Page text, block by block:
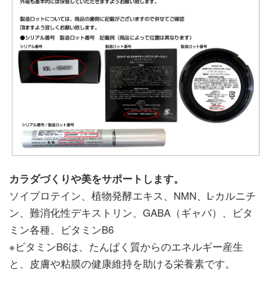
カラダづくりや美をサポートします。
ソイプロテイン、植物発酵エキス、NMN、L-カルニチ
ン、難消化性デキストリン、GABA（ギャバ）、ビタ
ミン各種、ビタミンB6
※ビタミンB6は、たんぱく質からのエネルギー産生
と、皮膚や粘膜の健康維持を助ける栄養素です。